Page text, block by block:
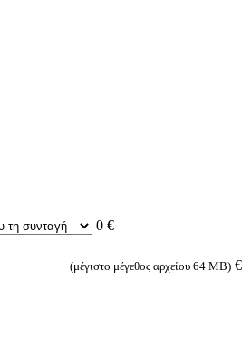
0 €
(μέγιστο μέγεθος αρχείου 64 MB) €